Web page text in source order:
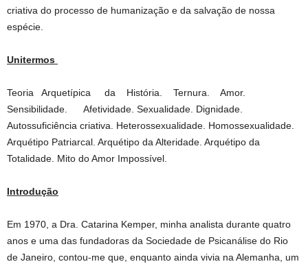
criativa do processo de humanização e da salvação de nossa
espécie.
Unitermos
Teoria Arquetípica da História. Ternura. Amor.
Sensibilidade. Afetividade. Sexualidade. Dignidade.
Autossuficiência criativa. Heterossexualidade. Homossexualidade.
Arquétipo Patriarcal. Arquétipo da Alteridade. Arquétipo da
Totalidade. Mito do Amor Impossível.
Introdução
Em 1970, a Dra. Catarina Kemper, minha analista durante quatro
anos e uma das fundadoras da Sociedade de Psicanálise do Rio
de Janeiro, contou-me que, enquanto ainda vivia na Alemanha, um